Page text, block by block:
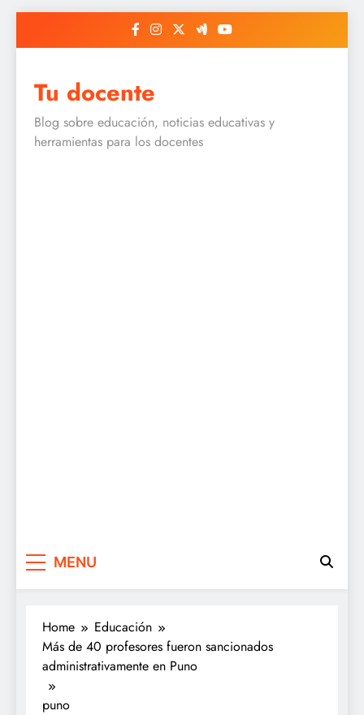
Tu docente
Blog sobre educación, noticias educativas y
herramientas para los docentes
MENU
Home
Educación
Más de 40 profesores fueron sancionados
administrativamente en Puno
puno